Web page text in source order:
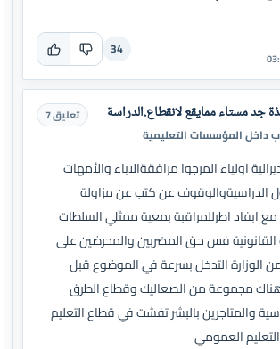
34
جد مستاء ممايقع لانقطاع.الدراسة
داخل المؤسسات التعليمية
تعليق 7
اولياء المرجوا مرافقةالاباء والأمهات
الدراسيةوالوقوف عن كتب عن مزاولة
مع ابفاد اطرللمراقبة بمعية ممثلي السلطات
القانونية فس حق المضربين والمحرضين على
الوزارة التدخل بسرعة في الموضوع قبل
مجموعة من الصعاليك وقطاع الطرق
والمتاجرين بالبشر تفشت في قطاع التعليم
العمومي